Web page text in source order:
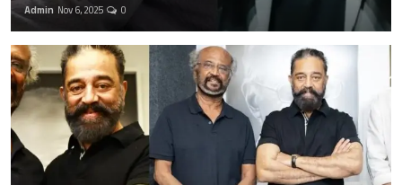
Admin Nov 6, 2025 0